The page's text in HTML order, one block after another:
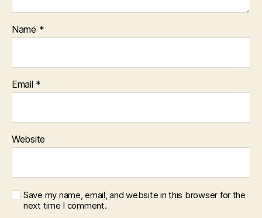
Name *
Email *
Website
Save my name, email, and website in this browser for the
next time I comment.